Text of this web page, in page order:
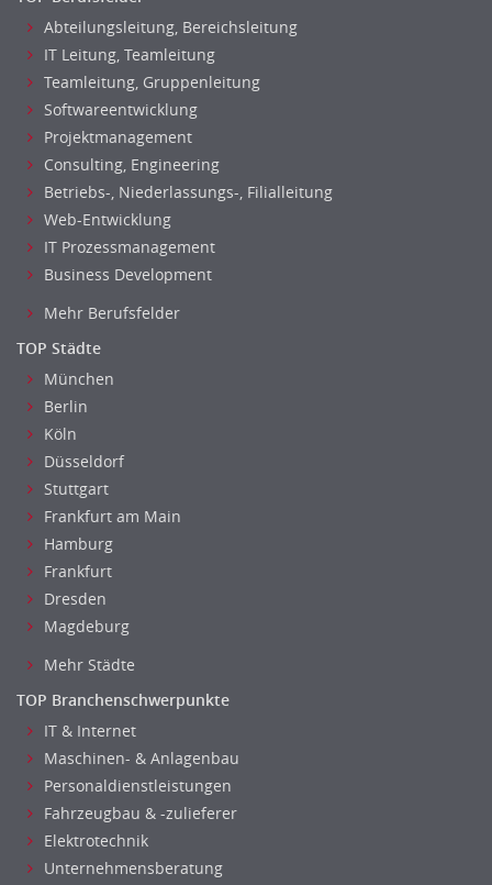
Abteilungsleitung, Bereichsleitung
IT Leitung, Teamleitung
Teamleitung, Gruppenleitung
Softwareentwicklung
Projektmanagement
Consulting, Engineering
Betriebs-, Niederlassungs-, Filialleitung
Web-Entwicklung
IT Prozessmanagement
Business Development
Mehr Berufsfelder
TOP Städte
München
Berlin
Köln
Düsseldorf
Stuttgart
Frankfurt am Main
Hamburg
Frankfurt
Dresden
Magdeburg
Mehr Städte
TOP Branchenschwerpunkte
IT & Internet
Maschinen- & Anlagenbau
Personaldienstleistungen
Fahrzeugbau & -zulieferer
Elektrotechnik
Unternehmensberatung